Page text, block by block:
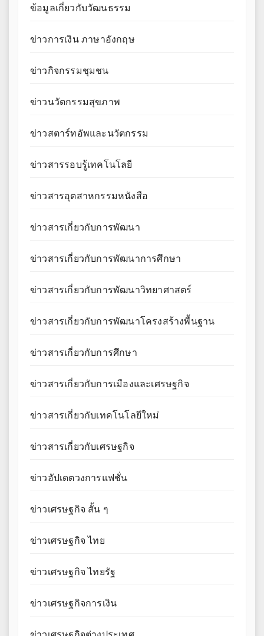
ข้อมูลเกี่ยวกับวัฒนธรรม
ข่าวการเงิน ภาษาอังกฤษ
ข่าวกิจกรรมชุมชน
ข่าวนวัตกรรมสุขภาพ
ข่าวสตาร์ทอัพและนวัตกรรม
ข่าวสารรอบรู้เทคโนโลยี
ข่าวสารอุตสาหกรรมหนังสือ
ข่าวสารเกี่ยวกับการพัฒนา
ข่าวสารเกี่ยวกับการพัฒนาการศึกษา
ข่าวสารเกี่ยวกับการพัฒนาวิทยาศาสตร์
ข่าวสารเกี่ยวกับการพัฒนาโครงสร้างพื้นฐาน
ข่าวสารเกี่ยวกับการศึกษา
ข่าวสารเกี่ยวกับการเมืองและเศรษฐกิจ
ข่าวสารเกี่ยวกับเทคโนโลยีใหม่
ข่าวสารเกี่ยวกับเศรษฐกิจ
ข่าวอัปเดตวงการแฟชั่น
ข่าวเศรษฐกิจ สั้น ๆ
ข่าวเศรษฐกิจ ไทย
ข่าวเศรษฐกิจ ไทยรัฐ
ข่าวเศรษฐกิจการเงิน